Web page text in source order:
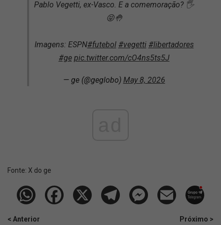
Pablo Vegetti, ex-Vasco. E a comemoração? 🖐️
😝🤚
Imagens: ESPN#futebol #vegetti #libertadores
#ge pic.twitter.com/cO4ns5ts5J
— ge (@geglobo) May 8, 2026
Fonte: X do ge
< Anterior
Próximo >